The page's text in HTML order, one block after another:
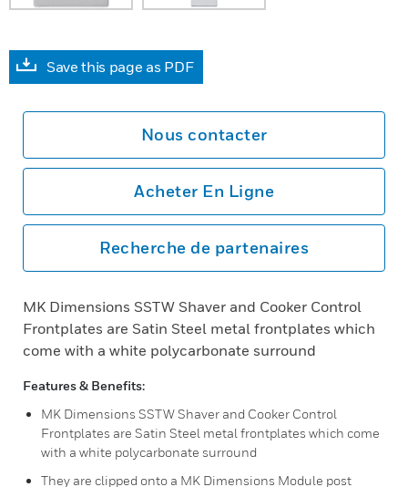
Save this page as PDF
Nous contacter
Acheter En Ligne
Recherche de partenaires
MK Dimensions SSTW Shaver and Cooker Control
Frontplates are Satin Steel metal frontplates which
come with a white polycarbonate surround
Features & Benefits:
MK Dimensions SSTW Shaver and Cooker Control
Frontplates are Satin Steel metal frontplates which come
with a white polycarbonate surround
They are clipped onto a MK Dimensions Module post